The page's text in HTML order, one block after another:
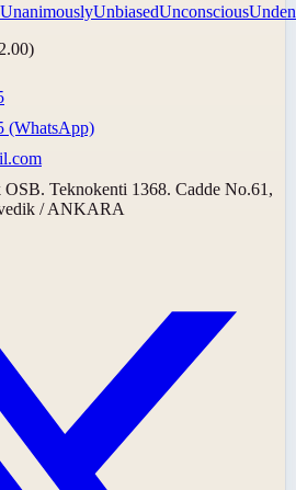
UnanimouslyUnbiasedUnconscious
(WhatsApp)
OSB. Teknokenti 1368. Cadde No.61,
/ ANKARA